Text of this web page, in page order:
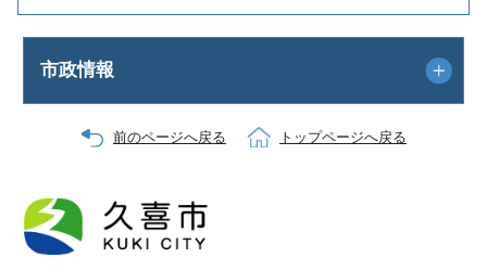
市政情報
前のページへ戻る トップページへ戻る